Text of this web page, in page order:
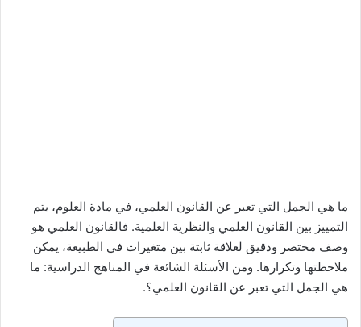
ما هي الجمل التي تعبر عن القانون العلمي، في مادة العلوم، يتم
التمييز بين القانون العلمي والنظرية العلمية. فالقانون العلمي هو
وصف مختصر ودقيق لعلاقة ثابتة بين متغيرات في الطبيعة، يمكن
ملاحظتها وتكرارها. ومن الأسئلة الشائعة في المناهج الدراسية: ما
هي الجمل التي تعبر عن القانون العلمي؟.